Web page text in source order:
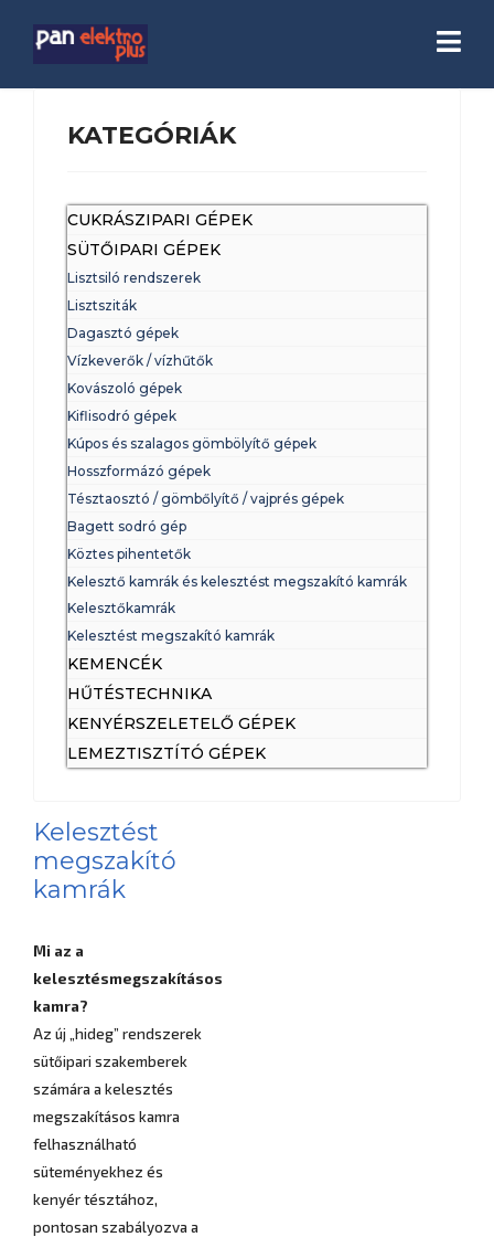
KATEGÓRIÁK
CUKRÁSZIPARI GÉPEK
SÜTŐIPARI GÉPEK
Lisztsiló rendszerek
Lisztsziták
Dagasztó gépek
Vízkeverők / vízhűtők
Kovászoló gépek
Kiflisodró gépek
Kúpos és szalagos gömbölyítő gépek
Hosszformázó gépek
Tésztaosztó / gömbőlyítő / vajprés gépek
Bagett sodró gép
Köztes pihentetők
Kelesztő kamrák és kelesztést megszakító kamrák
Kelesztőkamrák
Kelesztést megszakító kamrák
KEMENCÉK
HŰTÉSTECHNIKA
KENYÉRSZELETELŐ GÉPEK
LEMEZTISZTÍTÓ GÉPEK
Kelesztést
megszakító
kamrák
Mi az a
kelesztésmegszakításos
kamra?
Az új „hideg” rendszerek
sütőipari szakemberek
számára a kelesztés
megszakításos kamra
felhasználható
süteményekhez és
kenyér tésztához,
pontosan szabályozva a